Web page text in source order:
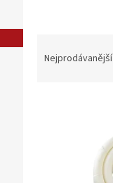
Nejprodávanější